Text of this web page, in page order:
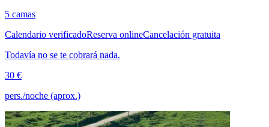
5 camas
Calendario verificadoReserva onlineCancelación gratuita
Todavía no se te cobrará nada.
30 €
pers./noche (aprox.)